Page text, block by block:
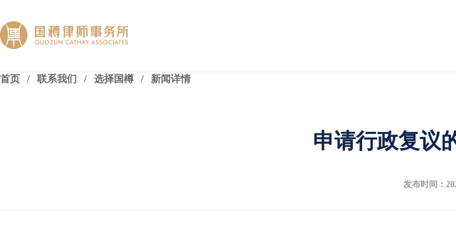
首页 / 联系我们 / 选择国樽 / 新闻详情
申请行政复议
发布时间：